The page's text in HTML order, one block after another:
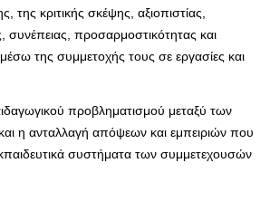
της κριτικής σκέψης, αξιοπιστίας,
συνέπειας, προσαρμοστικότητας και
της συμμετοχής τους σε εργασίες και
προβληματισμού μεταξύ των
η ανταλλαγή απόψεων και εμπειριών που
συστήματα των συμμετεχουσών